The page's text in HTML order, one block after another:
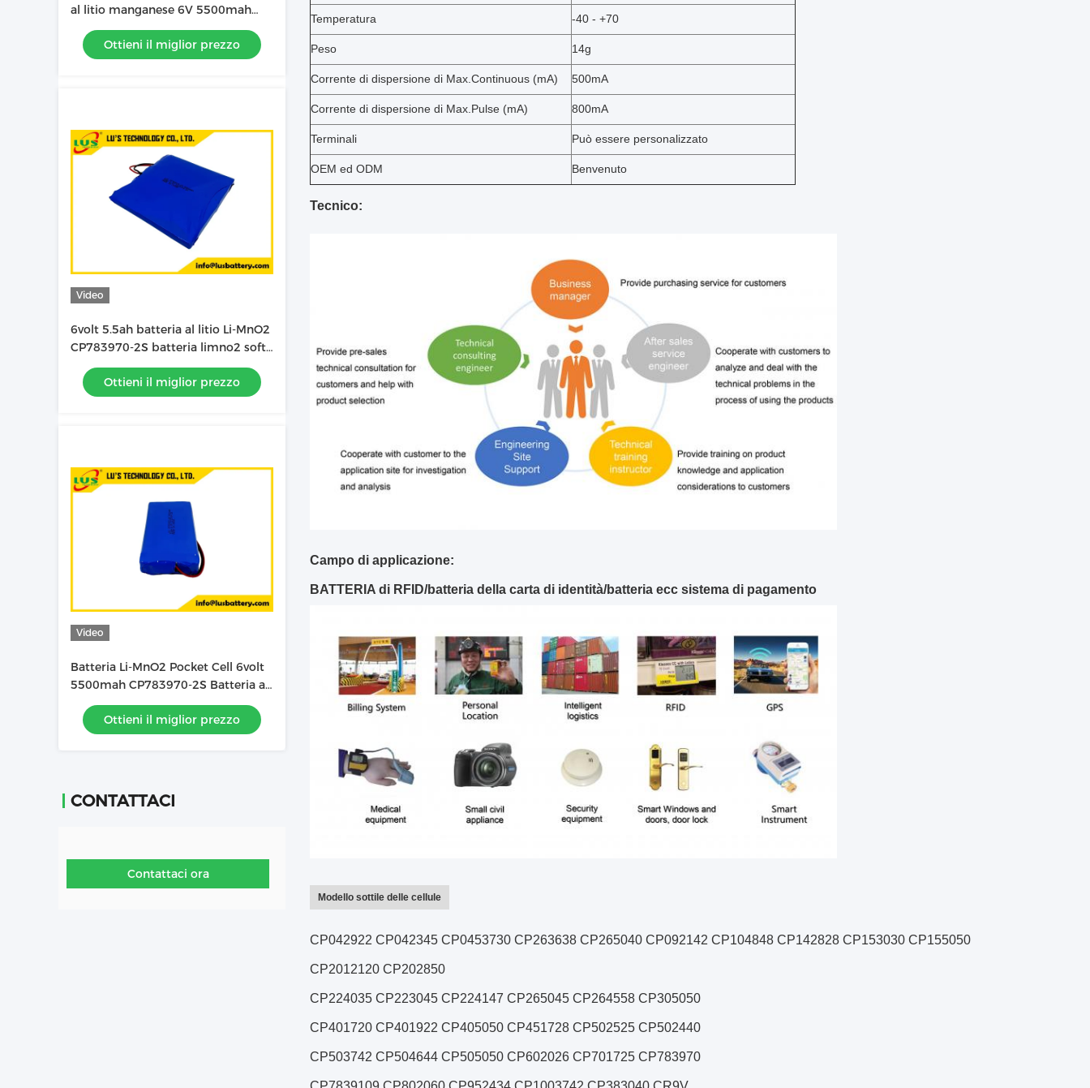
al litio manganese 6V 5500mah
batteria a cella sottile CP783970-
2S
Ottieni il miglior prezzo
Video
6volt 5.5ah batteria al litio Li-MnO2
CP783970-2S batteria limno2 soft
pack fabbrica OEM
Ottieni il miglior prezzo
Video
Batteria Li-MnO2 Pocket Cell 6volt
5500mah CP783970-2S Batteria al
litio personalizzata
Ottieni il miglior prezzo
CONTATTACI
Contattaci ora
Temperatura -40 - +70
Peso 14g
Corrente di dispersione di Max.Continuous (mA) 500mA
Corrente di dispersione di Max.Pulse (mA) 800mA
Terminali Può essere personalizzato
OEM ed ODM Benvenuto
Tecnico:
Campo di applicazione:
BATTERIA di RFID/batteria della carta di identità/batteria ecc sistema di pagamento
Modello sottile delle cellule
CP042922 CP042345 CP0453730 CP263638 CP265040 CP092142 CP104848 CP142828 CP153030 CP155050
CP2012120 CP202850
CP224035 CP223045 CP224147 CP265045 CP264558 CP305050
CP401720 CP401922 CP405050 CP451728 CP502525 CP502440
CP503742 CP504644 CP505050 CP602026 CP701725 CP783970